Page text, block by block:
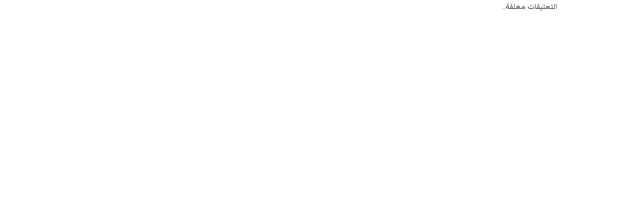
التعليقات مغلقة.